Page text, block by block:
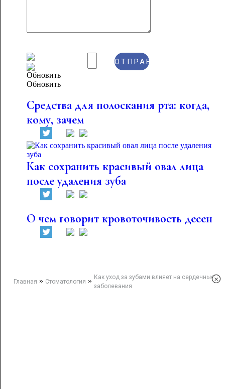
Обновить
Средства для полоскания рта: когда,
кому, зачем
Как сохранить красивый овал лица
после удаления зуба
О чем говорит кровоточивость десен
Главная » Стоматология » Как уход за зубами влияет на сердечные
заболевания
×